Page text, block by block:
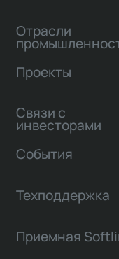
Отрасли
Проекты
Связи с
инвесторами
События
Техподдержка
Приемная